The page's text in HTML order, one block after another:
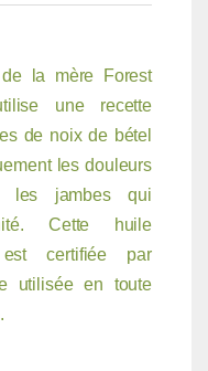
la mère Forest
une recette
de noix de bétel
les douleurs
jambes qui
Cette huile
est certifiée par
utilisée en toute